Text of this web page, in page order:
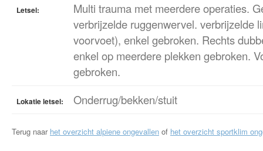
Letsel:
Multi trauma met meerdere operaties.
verbrijzelde ruggenwervel. verbrijzelde
voorvoet), enkel gebroken. Rechts
enkel op meerdere plekken gebroken.
gebroken.
Lokatie letsel: Onderrug/bekken/stuit
Terug naar het overzicht alpiene ongevallen of het overzicht sportklim